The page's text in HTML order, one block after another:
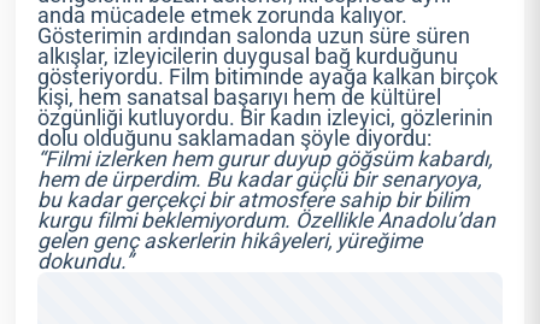
anda mücadele etmek zorunda kalıyor.
Gösterimin ardından salonda uzun süre süren
alkışlar, izleyicilerin duygusal bağ kurduğunu
gösteriyordu. Film bitiminde ayağa kalkan birçok
kişi, hem sanatsal başarıyı hem de kültürel
özgünliği kutluyordu. Bir kadın izleyici, gözlerinin
dolu olduğunu saklamadan şöyle diyordu:
“Filmi izlerken hem gurur duyup göğsüm kabardı,
hem de ürperdim. Bu kadar güçlü bir senaryoya,
bu kadar gerçekçi bir atmosfere sahip bir bilim
kurgu filmi beklemiyordum. Özellikle Anadolu’dan
gelen genç askerlerin hikâyeleri, yüreğime
dokundu.”